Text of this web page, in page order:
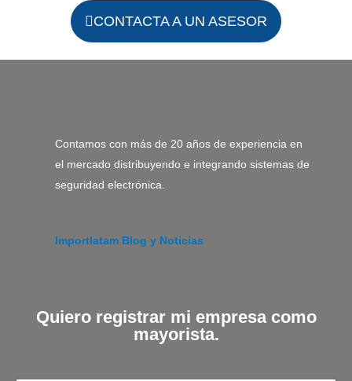
CONTACTA A UN ASESOR
Contamos con más de 20 años de experiencia en
el mercado distribuyendo e integrando sistemas de
seguridad electrónica.
Importlatam Blog y Noticias
Quiero registrar mi empresa como
mayorista.